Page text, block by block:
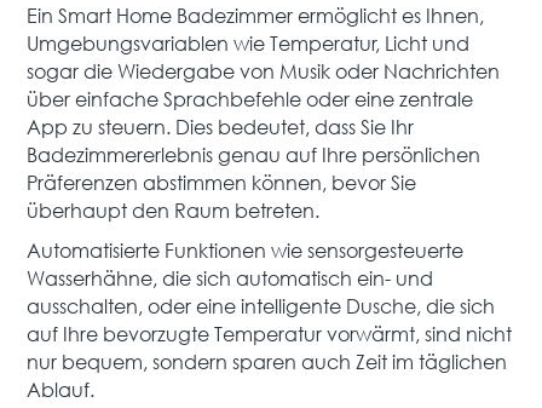
Ein Smart Home Badezimmer ermöglicht es Ihnen,
Umgebungsvariablen wie Temperatur, Licht und
sogar die Wiedergabe von Musik oder Nachrichten
über einfache Sprachbefehle oder eine zentrale
App zu steuern. Dies bedeutet, dass Sie Ihr
Badezimmererlebnis genau auf Ihre persönlichen
Präferenzen abstimmen können, bevor Sie
überhaupt den Raum betreten.
Automatisierte Funktionen wie sensorgesteuerte
Wasserhähne, die sich automatisch ein- und
ausschalten, oder eine intelligente Dusche, die sich
auf Ihre bevorzugte Temperatur vorwärmt, sind nicht
nur bequem, sondern sparen auch Zeit im täglichen
Ablauf.